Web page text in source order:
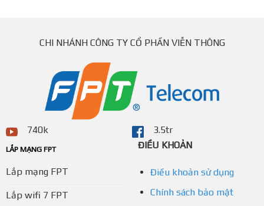
CHI NHÁNH CÔNG TY CỔ PHẦN VIỄN THÔNG
740k 3.5tr
LẮP MẠNG FPT
Lắp mạng FPT
Lắp wifi 7 FPT
ĐIỀU KHOẢN
Điều khoản sử dụng
Chính sách bảo mật